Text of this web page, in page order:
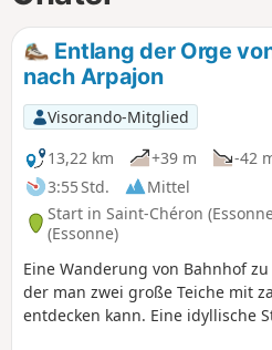
Entlang der Orge
nach Arpajon
Visorando-Mitglied
13,22 km
+39 m
-42
3:55 Std.
Mittel
Start in Saint-Chéron
(Essonne)
Eine Wanderung von Bahnhof
der man zwei große Teiche mit
entdecken kann. Eine idyllische